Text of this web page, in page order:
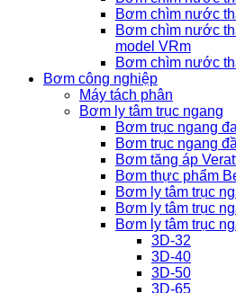
Bơm chìm nước
Bơm chìm nước
model VRm
Bơm chìm nước
Bơm công nghiệp
Máy tách phân
Bơm ly tâm trục ngang
Bơm trục ngang
Bơm trục ngang
Bơm tăng áp
Bơm thực phẩm
Bơm ly tâm trục
Bơm ly tâm trục
Bơm ly tâm trục
3D-32
3D-40
3D-50
3D-65